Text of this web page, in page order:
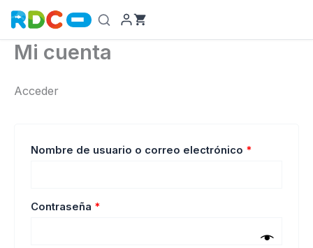
contenido
Mi cuenta
Acceder
Nombre de usuario o correo electrónico *
Contraseña *